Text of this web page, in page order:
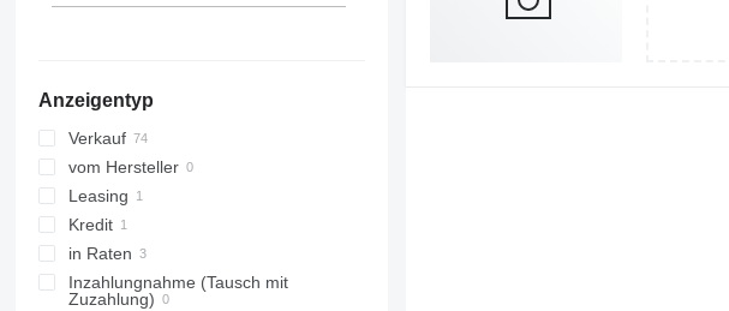
Anzeigentyp
Verkauf
vom Hersteller
Leasing
Kredit
in Raten
Inzahlungnahme (Tausch mit
Zuzahlung)